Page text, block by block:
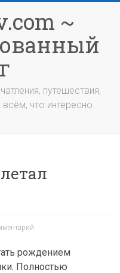
~
путешествия,
что интересно.
рождением
Полностью